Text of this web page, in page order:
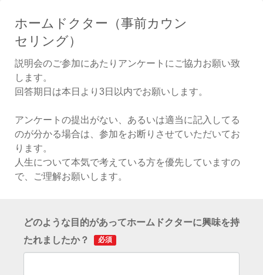
ホームドクター（事前カウン
セリング）
説明会のご参加にあたりアンケートにご協力お願い致
します。
回答期日は本日より3日以内でお願いします。
アンケートの提出がない、あるいは適当に記入してる
のが分かる場合は、参加をお断りさせていただいてお
ります。
人生について本気で考えている方を優先していますの
で、ご理解お願いします。
どのような目的があってホームドクターに興味を持
たれましたか？
必須